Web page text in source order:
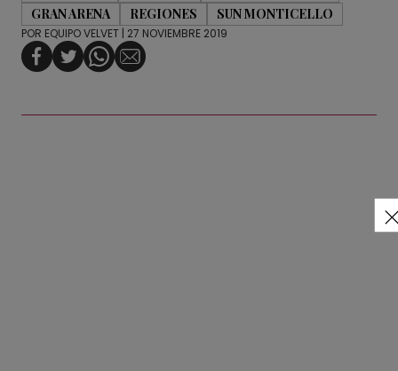
GRAN ARENA
REGIONES SUN MONTICELLO
POR EQUIPO VELVET | 27 NOVIEMBRE 2019